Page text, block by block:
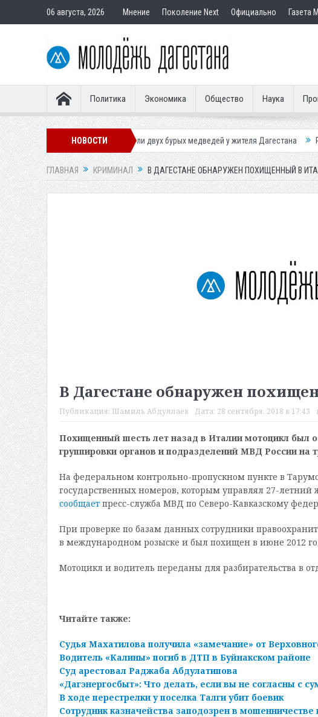
06 августа, 2026 Мнение Поколение Next Официально Газета
Политика Экономика Общество Наука
НОВОСТИ
конфисковали двух бурых медведей у жителя Дагестана
ГЛАВНАЯ КРИМИНАЛ В ДАГЕСТАНЕ ОБНАРУЖЕН ПОХИЩЕННЫЙ В
В Дагестане обнаружен
Публикация: Шамиль Абдуллаев Дата: 28 сентября, 2018 в 17:43
Похищенный шесть лет назад в Италии мотоцикл был
группировки органов и подразделений МВД России на
На федеральном контрольно-пропускном пункте в
государственных номеров, которым управлял 27-
сообщаетпресс-служба МВД по Северо-Кавказскому
При проверке по базам данных сотрудники
в международном розыске и был похищен в июне 2012
Мотоцикл и водитель переданы для разбирательства в
Читайте также:
Судья Махатилова получила «замечание» от
Водитель «Калины» погиб в ДТП в Буйнакском районе
Суд арестовал Раджаба Абдулатипова
«Дагэнергосбыт»: Что делать, если вы не согласны с
В ходе перестрелки у поселка Талги убит боевик
Сотрудник казначейства заподозрен в